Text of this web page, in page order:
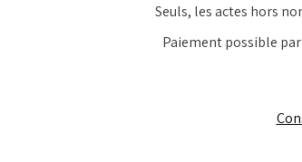
Seuls, les actes hors
Paiement possible